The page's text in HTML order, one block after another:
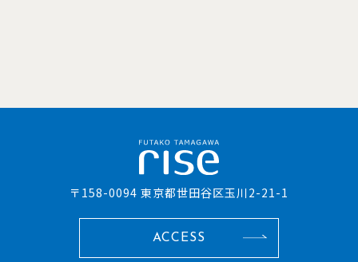
〒158-0094 東京都世田谷区玉川2-21-1
ACCESS